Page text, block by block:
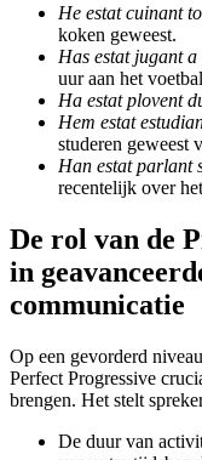
He estat cuinant
koken geweest.
Has estat jugant a
uur aan het
Ha estat plovent
Hem estat
studeren geweest
Han estat parlant
recentelijk over
De rol van de
in
communicatie
Op een gevorderd
Perfect Progressive
brengen. Het stelt
De duur van